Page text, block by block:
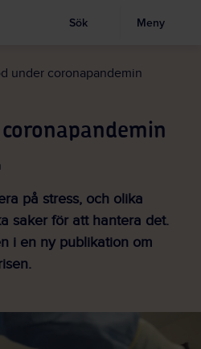
till
Visa sökruta
Sök Meny
under coronapandemin
på stress, och olika
saker för att hantera det.
i en ny publikation om